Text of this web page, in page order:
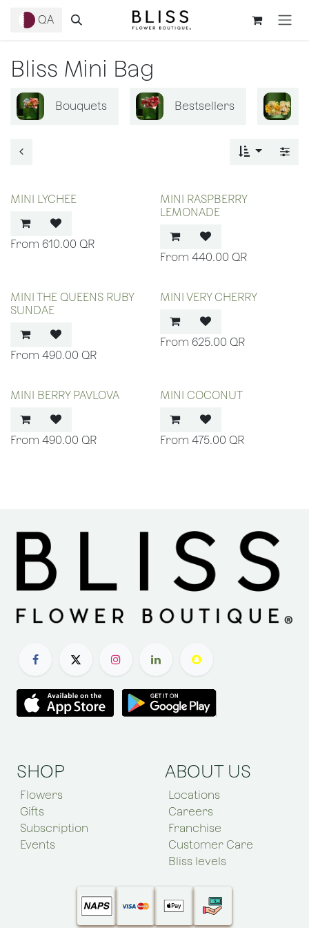
QA
Bliss Mini Bag
Bouquets Bestsellers
MINI LYCHEE
610.00 QR
MINI RASPBERRY
LEMONADE
440.00 QR
MINI THE QUEENS RUBY
SUNDAE
490.00 QR
MINI VERY CHERRY
625.00 QR
MINI BERRY PAVLOVA
490.00 QR
MINI COCONUT
475.00 QR
SHOP
Flowers
Gifts
Subscription
Events
ABOUT US
Locations
Careers
Franchise
Customer Care
Bliss levels